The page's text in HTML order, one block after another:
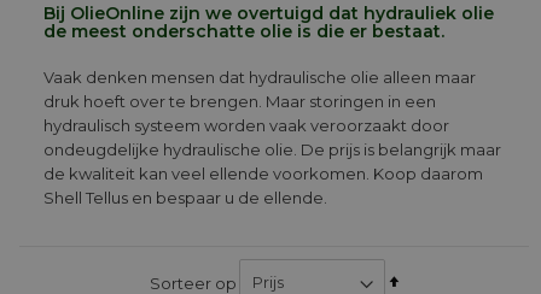
Bij OlieOnline zijn we overtuigd dat hydrauliek olie
de meest onderschatte olie is die er bestaat.
Vaak denken mensen dat hydraulische olie alleen maar
druk hoeft over te brengen. Maar storingen in een
hydraulisch systeem worden vaak veroorzaakt door
ondeugdelijke hydraulische olie. De prijs is belangrijk maar
de kwaliteit kan veel ellende voorkomen. Koop daarom
Shell Tellus en bespaar u de ellende.
Sorteer op
Van